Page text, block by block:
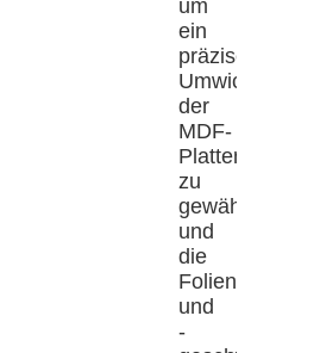
um
ein
präzises
Umwickeln
der
MDF-
Platten
zu
gewährleisten
und
die
Folienspannung
und
-